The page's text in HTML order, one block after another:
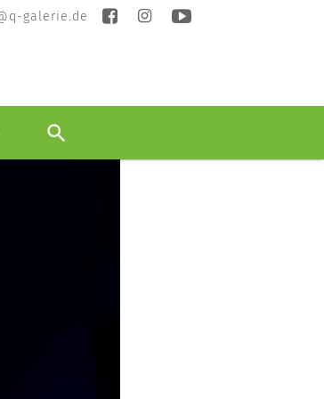
galerie.de